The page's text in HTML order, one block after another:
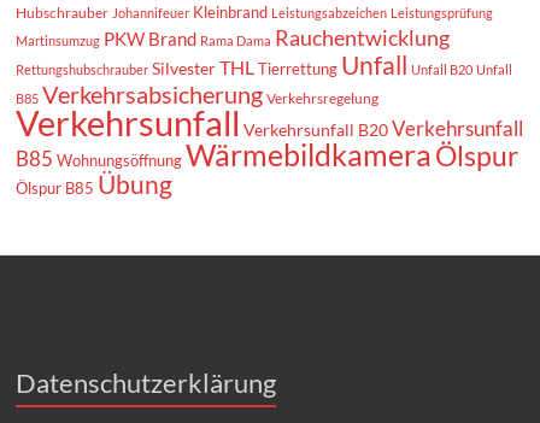
Hubschrauber Johannifeuer Kleinbrand Leistungsabzeichen Leistungsprüfung
Martinsumzug PKW Brand Rama Dama Rauchentwicklung
Rettungshubschrauber Silvester THL Tierrettung Unfall Unfall B20 Unfall
B85 Verkehrsabsicherung Verkehrsregelung
Verkehrsunfall Verkehrsunfall B20 Verkehrsunfall
B85 Wohnungsöffnung WärmebildkameraÖlspur
Ölspur B85 Übung
Datenschutzerklärung